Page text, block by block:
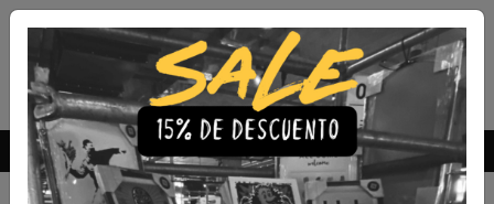
Envío Gratis a todo Chile comprando 3 o más productos